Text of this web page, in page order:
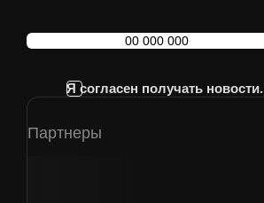
Я согласен получать новости.
Партнеры